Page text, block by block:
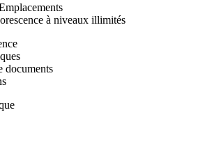
à niveaux illimités
documents